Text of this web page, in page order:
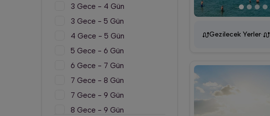
3 Gece - 4 Gün
3 Gece - 5 Gün
4 Gece - 5 Gün
5 Gece - 6 Gün
6 Gece - 7 Gün
7 Gece - 8 Gün
7 Gece - 9 Gün
8 Gece - 9 Gün
Gezilecek Yerler·